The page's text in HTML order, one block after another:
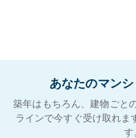
あなたのマン
築年はもちろん、建物ごと
ラインで今すぐ受け取れま
す